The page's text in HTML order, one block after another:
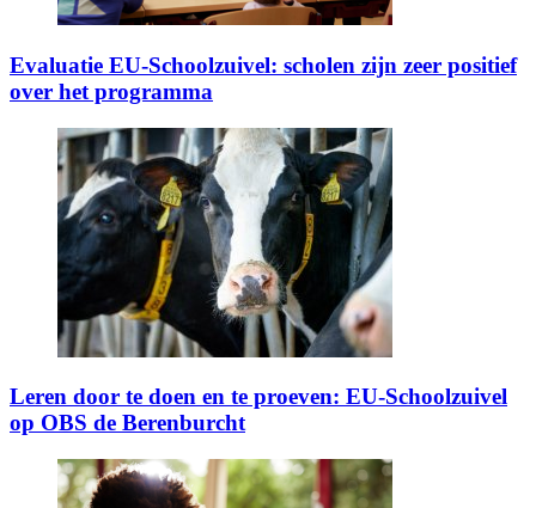
Evaluatie EU-Schoolzuivel: scholen zijn zeer positief
over het programma
Leren door te doen en te proeven: EU-Schoolzuivel
op OBS de Berenburcht